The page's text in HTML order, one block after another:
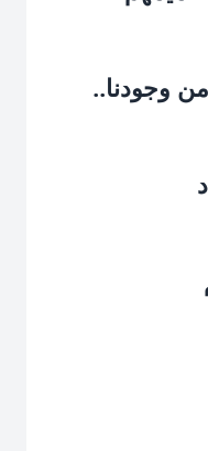
من وجودنا..‏